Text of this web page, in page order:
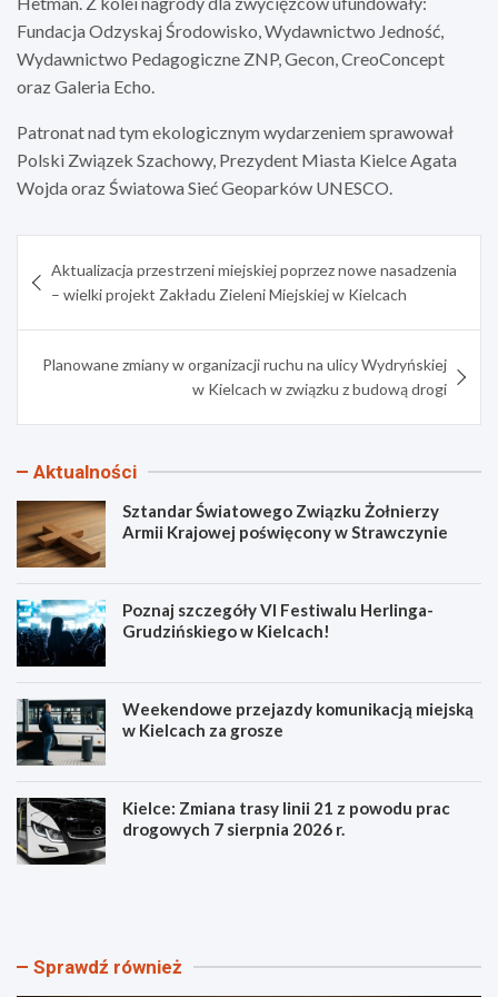
Fundacja Odzyskaj Środowisko, Wydawnictwo Jedność,
Wydawnictwo Pedagogiczne ZNP, Gecon, CreoConcept
oraz Galeria Echo.
Patronat nad tym ekologicznym wydarzeniem sprawował
Polski Związek Szachowy, Prezydent Miasta Kielce Agata
Wojda oraz Światowa Sieć Geoparków UNESCO.
wpisu
Aktualizacja przestrzeni miejskiej poprzez nowe nasadzenia
– wielki projekt Zakładu Zieleni Miejskiej w Kielcach
Planowane zmiany w organizacji ruchu na ulicy Wydryńskiej
w Kielcach w związku z budową drogi
Aktualności
Sztandar Światowego Związku Żołnierzy
Armii Krajowej poświęcony w Strawczynie
Poznaj szczegóły VI Festiwalu Herlinga-
Grudzińskiego w Kielcach!
Weekendowe przejazdy komunikacją miejską
w Kielcach za grosze
Kielce: Zmiana trasy linii 21 z powodu prac
drogowych 7 sierpnia 2026 r.
S
d
P
j
Sprawdź również